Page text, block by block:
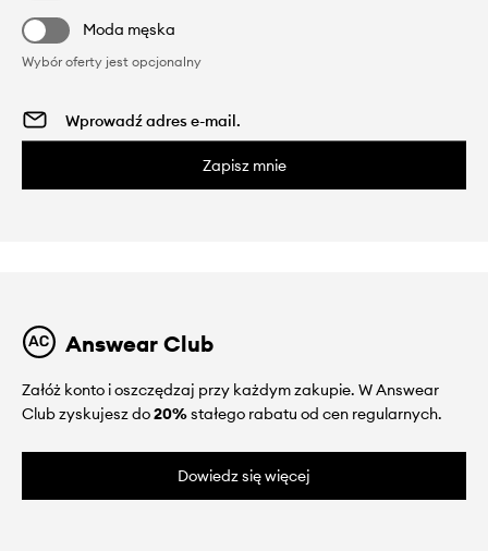
Moda męska
Wybór oferty jest opcjonalny
Zapisz mnie
Answear Club
Załóż konto i oszczędzaj przy każdym zakupie. W Answear
Club zyskujesz do20%stałego rabatu od cen regularnych.
Dowiedz się więcej